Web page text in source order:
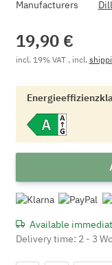
Manufacturers
19,90 €
incl. 19% VAT , incl.
Available
Delivery time: 2 - 3